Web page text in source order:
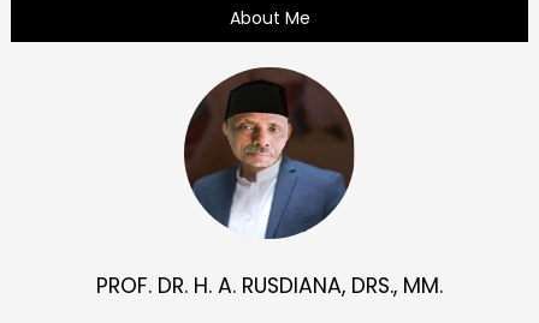
About Me
PROF. DR. H. A. RUSDIANA, DRS., MM.